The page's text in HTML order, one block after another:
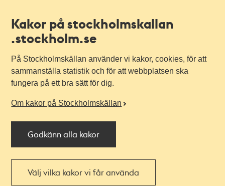
Kakor på stockholmskallan
.stockholm.se
På Stockholmskällan använder vi kakor, cookies, för att
sammanställa statistik och för att webbplatsen ska
fungera på ett bra sätt för dig.
Om kakor på Stockholmskällan
Godkänn alla kakor
Välj vilka kakor vi får använda